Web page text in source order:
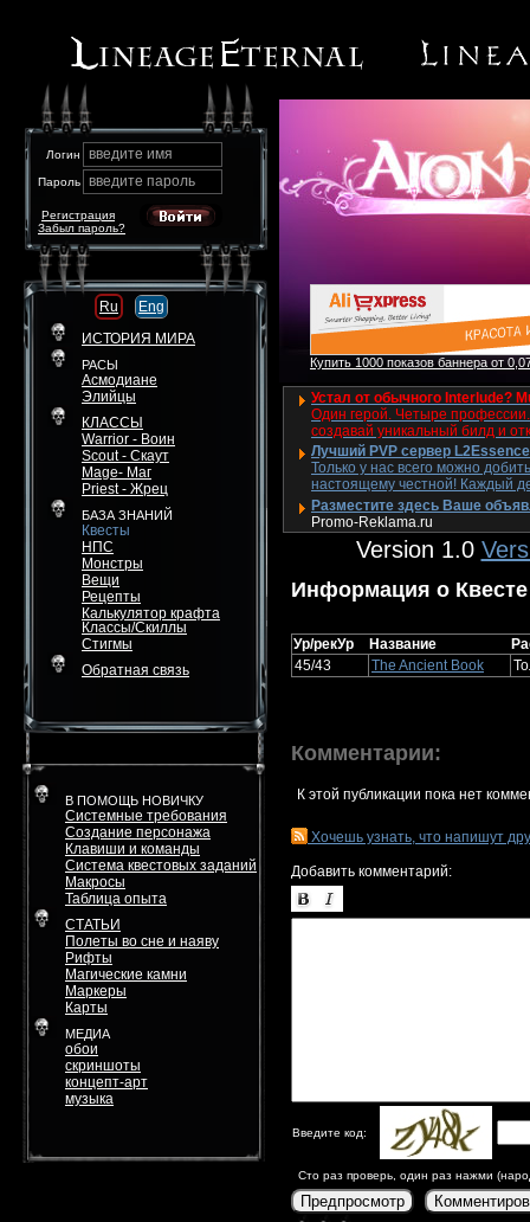
Логин введите имя
Пароль введите пароль
Забыл пароль?
Регистрация
Ru
Eng
ИСТОРИЯ МИРА
РАСЫ
Асмодиане
Элийцы
КЛАССЫ
Warrior - Воин
Scout - Скаут
Mage- Маг
Priest - Жрец
БАЗА ЗНАНИЙ
Квесты
НПС
Монстры
Вещи
Рецепты
Калькулятор крафта
Классы/Скиллы
Стигмы
Обратная связь
В ПОМОЩЬ НОВИЧКУ
Системные требования
Создание персонажа
Клавиши и команды
Система квестовых заданий
Макросы
Таблица опыта
СТАТЬИ
Полеты во сне и наяву
Рифты
Магические камни
Маркеры
Карты
МЕДИА
обои
скриншоты
концепт-арт
музыка
Купить 1000 показов баннера от
Устал от обычного Interlude?
Один герой. Четыре
создавай уникальный билд и
Лучший PVP сервер
Только у нас всего можно
настоящему честной! Каждый
Разместите здесь Ваше
Promo-Reklama.ru
Version 1.0
Информация о Квесте
Ур/рекУр Название
45/43
The Ancient Book
Комментарии:
К этой публикации пока нет
Хочешь узнать, что напишут
Добавить комментарий:
Введите код:
Сто раз проверь, один раз нажми
Предпросмотр